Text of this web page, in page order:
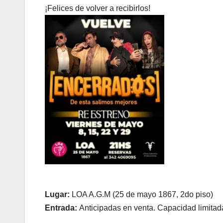
¡Felices de volver a recibirlos!
Lugar: LOA A.G.M (25 de mayo 1867, 2do piso)
Entrada: Anticipadas en venta. Capacidad